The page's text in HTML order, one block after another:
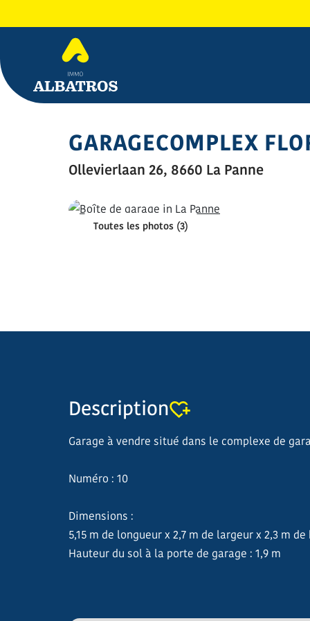
GARAGECOMPLEX
Ollevierlaan 26, 8660 La Panne
Toutes les photos (3)
Description
Garage à vendre situé dans le complexe de
Numéro : 10
Dimensions :
5,15 m de longueur x 2,7 m de largeur x 2,3 m
Hauteur du sol à la porte de garage : 1,9 m